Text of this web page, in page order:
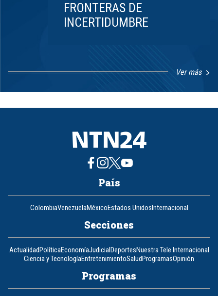
FRONTERAS DE
INCERTIDUMBRE
Ver más
1
8
País
ColombiaVenezuelaMéxicoEstados UnidosInternacional
Secciones
ActualidadPolíticaEconomíaJudicialDeportesNuestra Tele Internacional
Ciencia y TecnologíaEntretenimientoSaludProgramasOpinión
Programas